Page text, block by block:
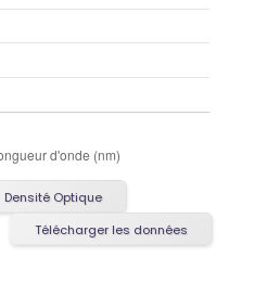
Densité Optique
Télécharger les données